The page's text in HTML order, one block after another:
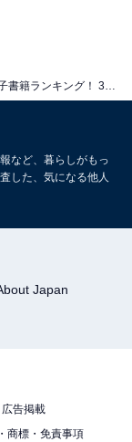
し」で、超大
らしてく描写
公エレンの真
との戦いはい
など、暮らしがもっ
した、気になる他人
Japan
広告掲載
商標・免責事項